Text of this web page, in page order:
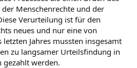
Menschenrechte und der
Verurteilung ist für den
neues und nur eine von
Jahres mussten insgesamt
zu langsamer Urteilsfindung in
gezahlt werden.